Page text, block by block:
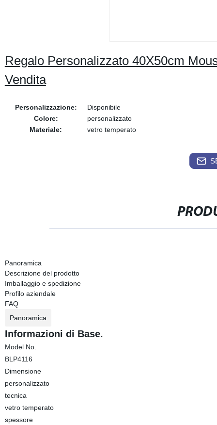
Regalo Personalizzato 40X50cm
Vendita
Personalizzazione:
Disponibile
Colore:
personalizzato
Materiale:
vetro temperato
Panoramica
Descrizione del prodotto
Imballaggio e spedizione
Profilo aziendale
FAQ
Panoramica
Informazioni di Base.
Model No.
BLP4116
Dimensione
personalizzato
tecnica
vetro temperato
spessore